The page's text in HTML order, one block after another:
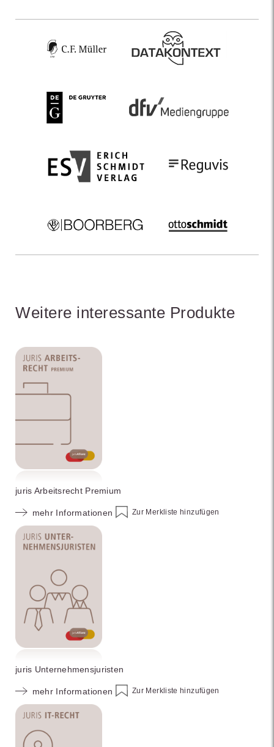
Weitere interessante Produkte
juris Arbeitsrecht Premium
mehr Informationen Zur Merkliste hinzufügen
juris Unternehmensjuristen
mehr Informationen Zur Merkliste hinzufügen